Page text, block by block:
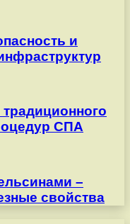
и
СПА
–
свойства